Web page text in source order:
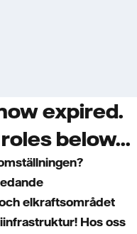
expired.
below...
elkraftsområdet
Hos oss